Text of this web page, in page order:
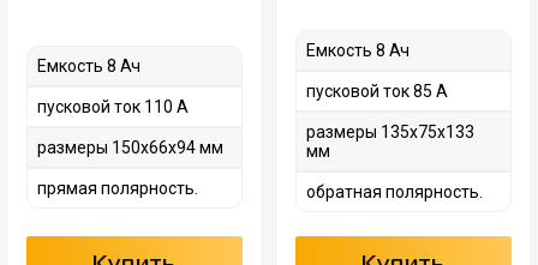
Емкость 8 Ач
пусковой ток 110 А
размеры 150х66х94 мм
прямая полярность.
Емкость 8 Ач
пусковой ток 85 А
размеры 135х75х133
мм
обратная полярность.